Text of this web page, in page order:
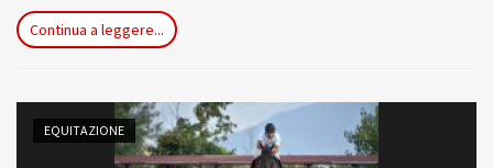
Zangersheide, accoglierà i primi tre classificati tra i soggetti di 5, 6
e 7 anni.
Continua a leggere...
EQUITAZIONE